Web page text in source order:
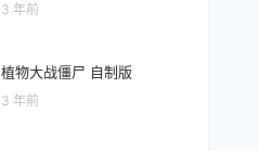
3 年前
植物大战僵尸 自制版
3 年前